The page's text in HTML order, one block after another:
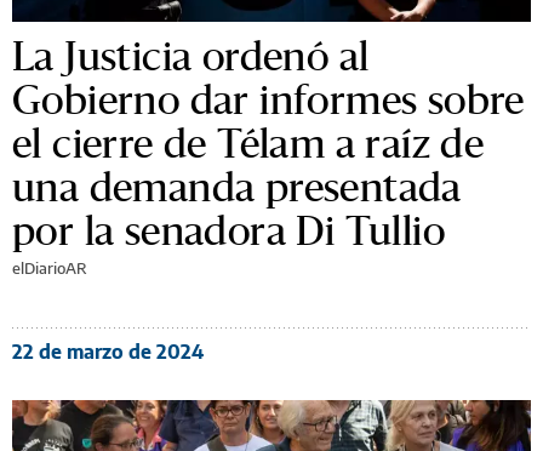
La Justicia ordenó al
Gobierno dar informes sobre
el cierre de Télam a raíz de
una demanda presentada
por la senadora Di Tullio
elDiarioAR
22 de marzo de 2024